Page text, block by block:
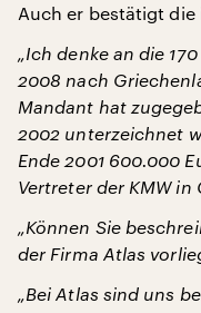
Auch er bestätigt die
„Ich denke an die
2008 nach
Mandant hat
2002 unterzeichnet
Ende 2001 600.000
Vertreter der KMW
„Können Sie
der Firma Atlas
„Bei Atlas sind uns